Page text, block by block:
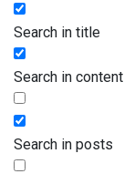
Search in title
Search in content
Search in posts